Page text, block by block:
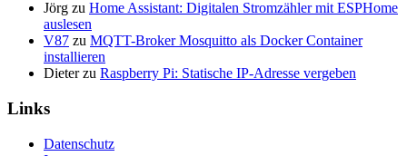
Jörg zu Home Assistant: Digitalen Stromzähler mit ESPHome
auslesen
V87 zu MQTT-Broker Mosquitto als Docker Container
installieren
Dieterzu Raspberry Pi: Statische IP-Adresse vergeben
Links
Datenschutz